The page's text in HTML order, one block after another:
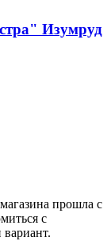
Изумруд
прошла с
с